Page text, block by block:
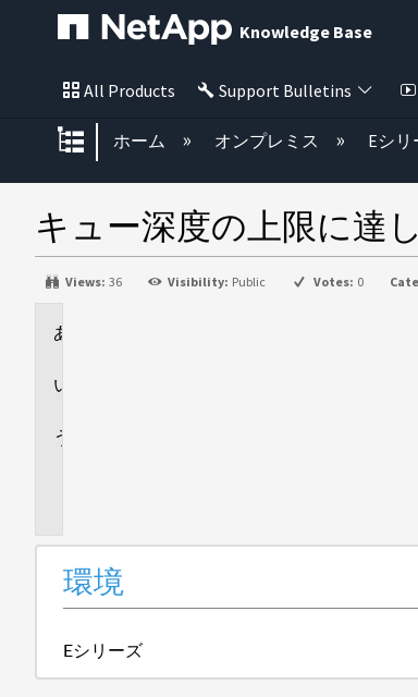
Knowledge Base
All Products Support Bulletins
グローバル階層を展開/折
ホーム オンプレミス Eシリ
キュー深度の上限に達
Views: 36 Visibility: Public Votes: 0
環境
Eシリーズ